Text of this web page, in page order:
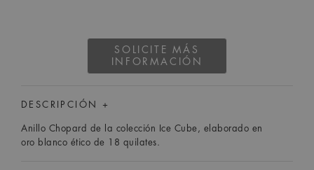
SOLICITE MÁS
INFORMACIÓN
DESCRIPCIÓN +
Anillo Chopard de la colección Ice Cube, elaborado en
oro blanco ético de 18 quilates.